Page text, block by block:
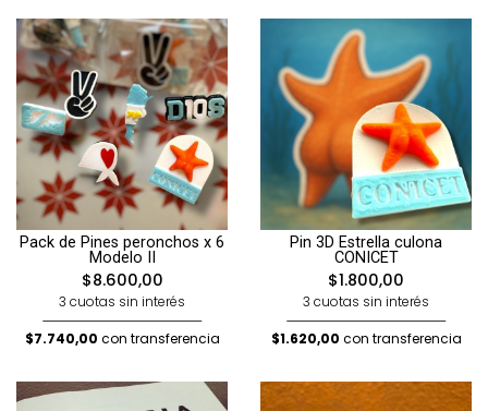
Pack de Pines peronchos x 6
Modelo II
$8.600,00
3 cuotas sin interés
$7.740,00 con transferencia
Pin 3D Estrella culona
CONICET
$1.800,00
3 cuotas sin interés
$1.620,00 con transferencia